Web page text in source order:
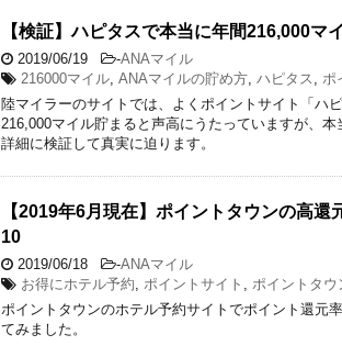
【検証】ハピタスで本当に年間216,000マ
2019/06/19 -ANAマイル
216000マイル, ANAマイルの貯め方, ハピタス , ポ
陸マイラーのサイトでは、よくポイントサイト「ハ
216,000マイル貯まると声高にうたっていますが、
詳細に検証して真実に迫ります。
【2019年6月現在】ポイントタウンの高還
10
2019/06/18 -ANAマイル
お得にホテル予約, ポイントサイト , ポイントタウ
ポイントタウンのホテル予約サイトでポイント還元
てみました。